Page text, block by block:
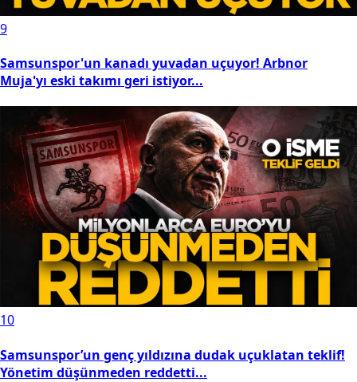
9
Samsunspor'un kanadı yuvadan uçuyor! Arbnor
Muja'yı eski takımı geri istiyor...
10
Samsunspor’un genç yıldızına dudak uçuklatan teklif!
Yönetim düşünmeden reddetti...